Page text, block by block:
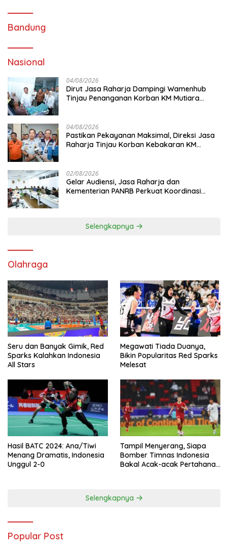
Bandung
Nasional
04/08/2026
Dirut Jasa Raharja Dampingi Wamenhub
Tinjau Penanganan Korban KM Mutiara
04/08/2026
Pastikan Pekayanan Maksimal, Direksi Jasa
Raharja Tinjau Korban Kebakaran KM
02/08/2026
Gelar Audiensi, Jasa Raharja dan
Kementerian PANRB Perkuat Koordinasi
Selengkapnya
Olahraga
Seru dan Banyak Gimik, Red
Sparks Kalahkan Indonesia
All Stars
Megawati Tiada Duanya,
Bikin Popularitas Red Sparks
Melesat
Hasil BATC 2024: Ana/Tiwi
Menang Dramatis, Indonesia
Unggul 2-0
Tampil Menyerang, Siapa
Bomber Timnas Indonesia
Bakal Acak-acak Pertahanan
Selengkapnya
Popular Post